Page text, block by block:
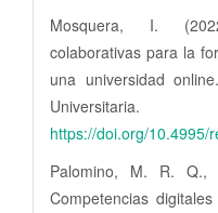
Mosquera, I.
colaborativas para la
una universidad
https://doi.org/10.4995/
Palomino, M. R.
Competencias